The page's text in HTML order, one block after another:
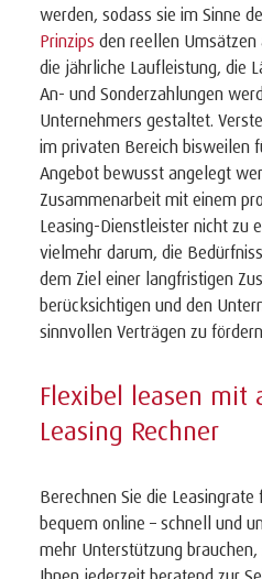
werden, sodass sie im Sinne
Prinzips den reellen Umsätzen
die jährliche Laufleistung, die
An- und Sonderzahlungen
Unternehmers gestaltet.
im privaten Bereich bisweilen
Angebot bewusst angelegt
Zusammenarbeit mit einem
Leasing-Dienstleister nicht zu
vielmehr darum, die
dem Ziel einer langfristigen
berücksichtigen und den
sinnvollen Verträgen zu
Flexibel leasen mit
Leasing Rechner
Berechnen Sie die
bequem online – schnell und
mehr Unterstützung